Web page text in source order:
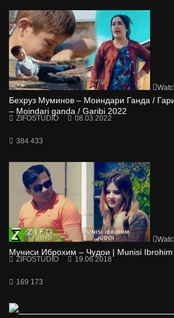
Бехруз Муминов – Моиндари Ганда /
– Moindari ganda / Garibi 2022
ZIFOSTUDIO 08.03.2022
384 433
Муниси Иброхим – Чудои | Munisi
ZIFOSTUDIO 19.06.2018
169 173